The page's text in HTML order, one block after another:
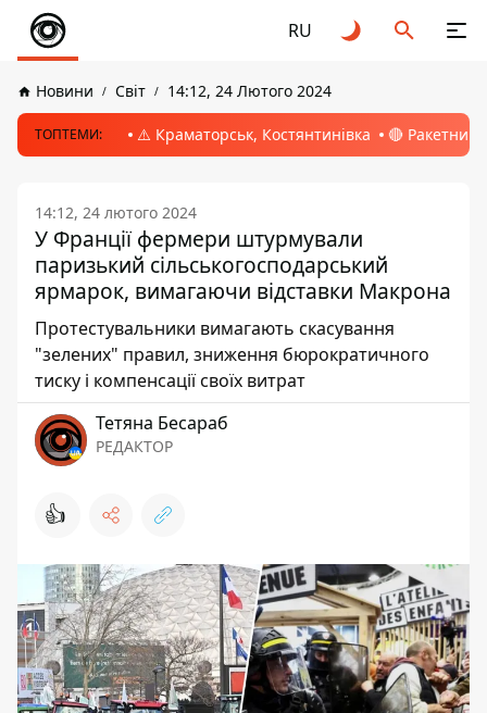
RU
Новини Світ 14:12, 24 Лютого 2024
ТОПТЕМИ: ⚠️ Краматорськ, Костянтинівка 🔴 Ракетний
14:12, 24 лютого 2024
У Франції фермери штурмували
паризький сільськогосподарський
ярмарок, вимагаючи відставки Макрона
Протестувальники вимагають скасування
"зелених" правил, зниження бюрократичного
тиску і компенсації своїх витрат
Тетяна Бесараб
РЕДАКТОР
👍